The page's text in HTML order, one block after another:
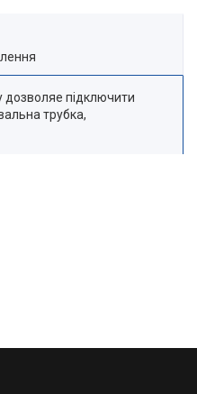
дозволяе підключити
трубка,